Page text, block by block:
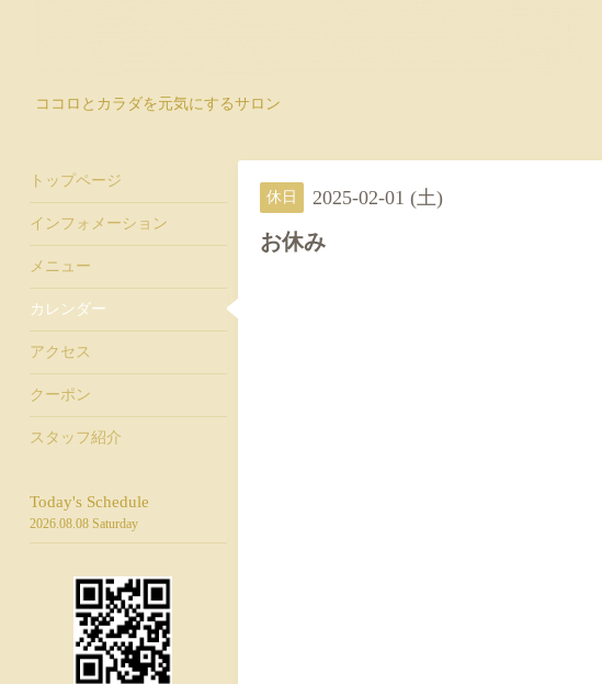
ココロとカラダを元気にするサロン
休日 2025-02-01 (土)
お休み
トップページ
インフォメーション
メニュー
カレンダー
アクセス
クーポン
スタッフ紹介
Today's Schedule
2026.08.08 Saturday